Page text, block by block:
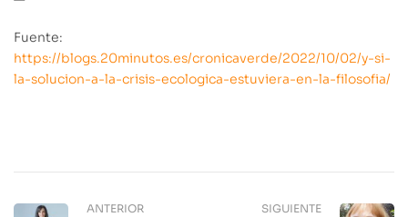
Fuente:
https://blogs.20minutos.es/cronicaverde/2022/10/02/y-si-
la-solucion-a-la-crisis-ecologica-estuviera-en-la-filosofia/
ANTERIOR SIGUIENTE